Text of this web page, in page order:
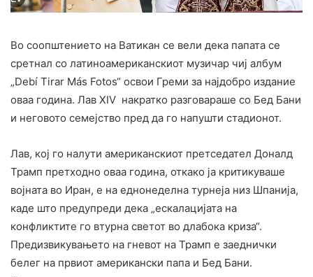
Во соопштението на Ватикан се вели дека папата се
сретнал со латиноамериканскиот музичар чиј албум
„Debí Tirar Más Fotos“ освои Греми за најдобро издание
оваа година. Лав XIV накратко разговараше со Бед Бани
и неговото семејство пред да го напушти стадионот.
Лав, кој го налути американскиот претседател Доналд
Трамп претходно оваа година, откако ја критикуваше
војната во Иран, е на еднонеделна турнеја низ Шпанија,
каде што предупреди дека „ескалацијата на
конфликтите го втурна светот во длабока криза“.
Предизвикувањето на гневот на Трамп е заеднички
белег на првиот американски папа и Бед Бани.